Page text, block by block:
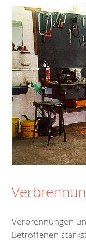
Verbrennungen
Betroffenen